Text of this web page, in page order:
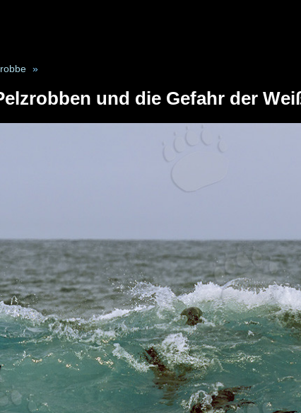
»
und die Gefahr der